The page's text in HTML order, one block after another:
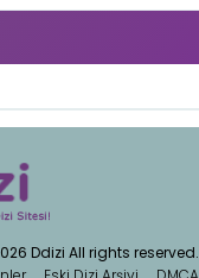
Ddizi All rights reserved.